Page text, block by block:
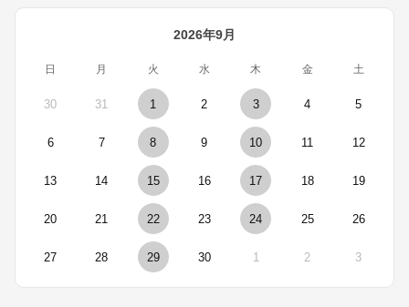
2026年9月
日 月 火 水 木 金 土
30 31 1 2 3 4 5
6 7 8 9 10 11 12
13 14 15 16 17 18 19
20 21 22 23 24 25 26
27 28 29 30 1 2 3